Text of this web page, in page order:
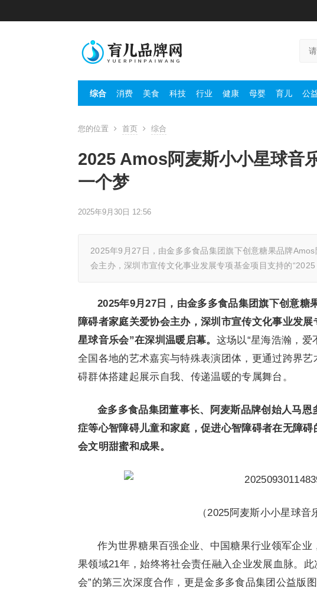
综合 消费 美食 科技 行业 健康 母婴 育儿 公
您的位置 首页 综合
2025 Amos阿麦斯小小星球音
一个梦
2025年9月30日 12:56
2025年9月27日，由金多多食品集团旗下创意糖果品牌
会主办，深圳市宣传文化事业发展专项基金项目支持的
2025年9月27日，由金多多食品集团旗下创意
障碍者家庭关爱协会主办，深圳市宣传文化事业发
星球音乐会”在深圳温暖启幕。 这场以“星海浩瀚，爱
全国各地的艺术嘉宾与特殊表演团体，更通过跨界
碍群体搭建起展示自我、传递温暖的专属舞台。
金多多食品集团董事长、阿麦斯品牌创始人马恩
症等心智障碍儿童和家庭，促进心智障碍者在无障
会文明甜蜜和成果。
（2025阿麦斯小小星球音
作为世界糖果百强企业、中国糖果行业领军企
果领域21年，始终将社会责任融入企业发展血脉。
会”的第三次深度合作，更是金多多食品集团公益版图